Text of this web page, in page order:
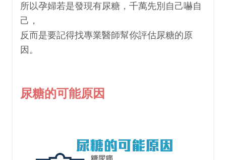
所以孕婦若是發現有尿糖，千萬先別自己嚇自
己，
反而是要記得找專業醫師幫你評估尿糖的原
因。
尿糖的可能原因